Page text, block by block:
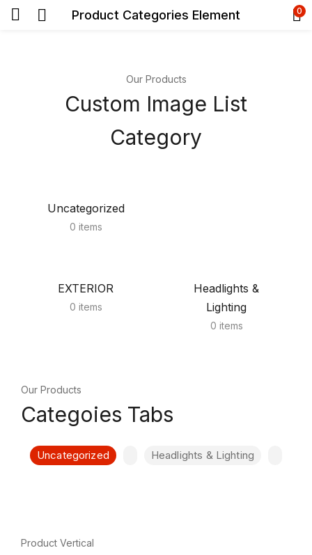
Product Categories Element 0
Custom Image List
Category
Our Products
Uncategorized
0 items
EXTERIOR
0 items
Headlights &
Lighting
0 items
Categoies Tabs
Our Products
Uncategorized Headlights & Lighting
Product Vertical